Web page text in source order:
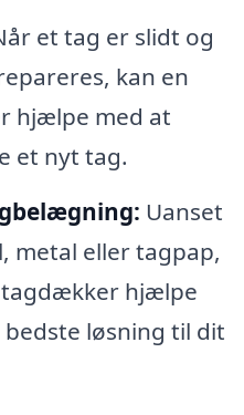
et tag er slidt og
kan en
hjælpe med at
et nyt tag.
Uanset
metal eller tagpap,
tagdækker hjælpe
løsning til dit